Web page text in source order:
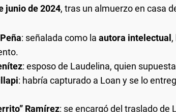
junio de 2024, tras un almuerzo en casa
: señalada como la autora intelectual
: esposo de Laudelina, quien
: habría capturado a Loan y se lo
Ramírez: se encargó del traslado de